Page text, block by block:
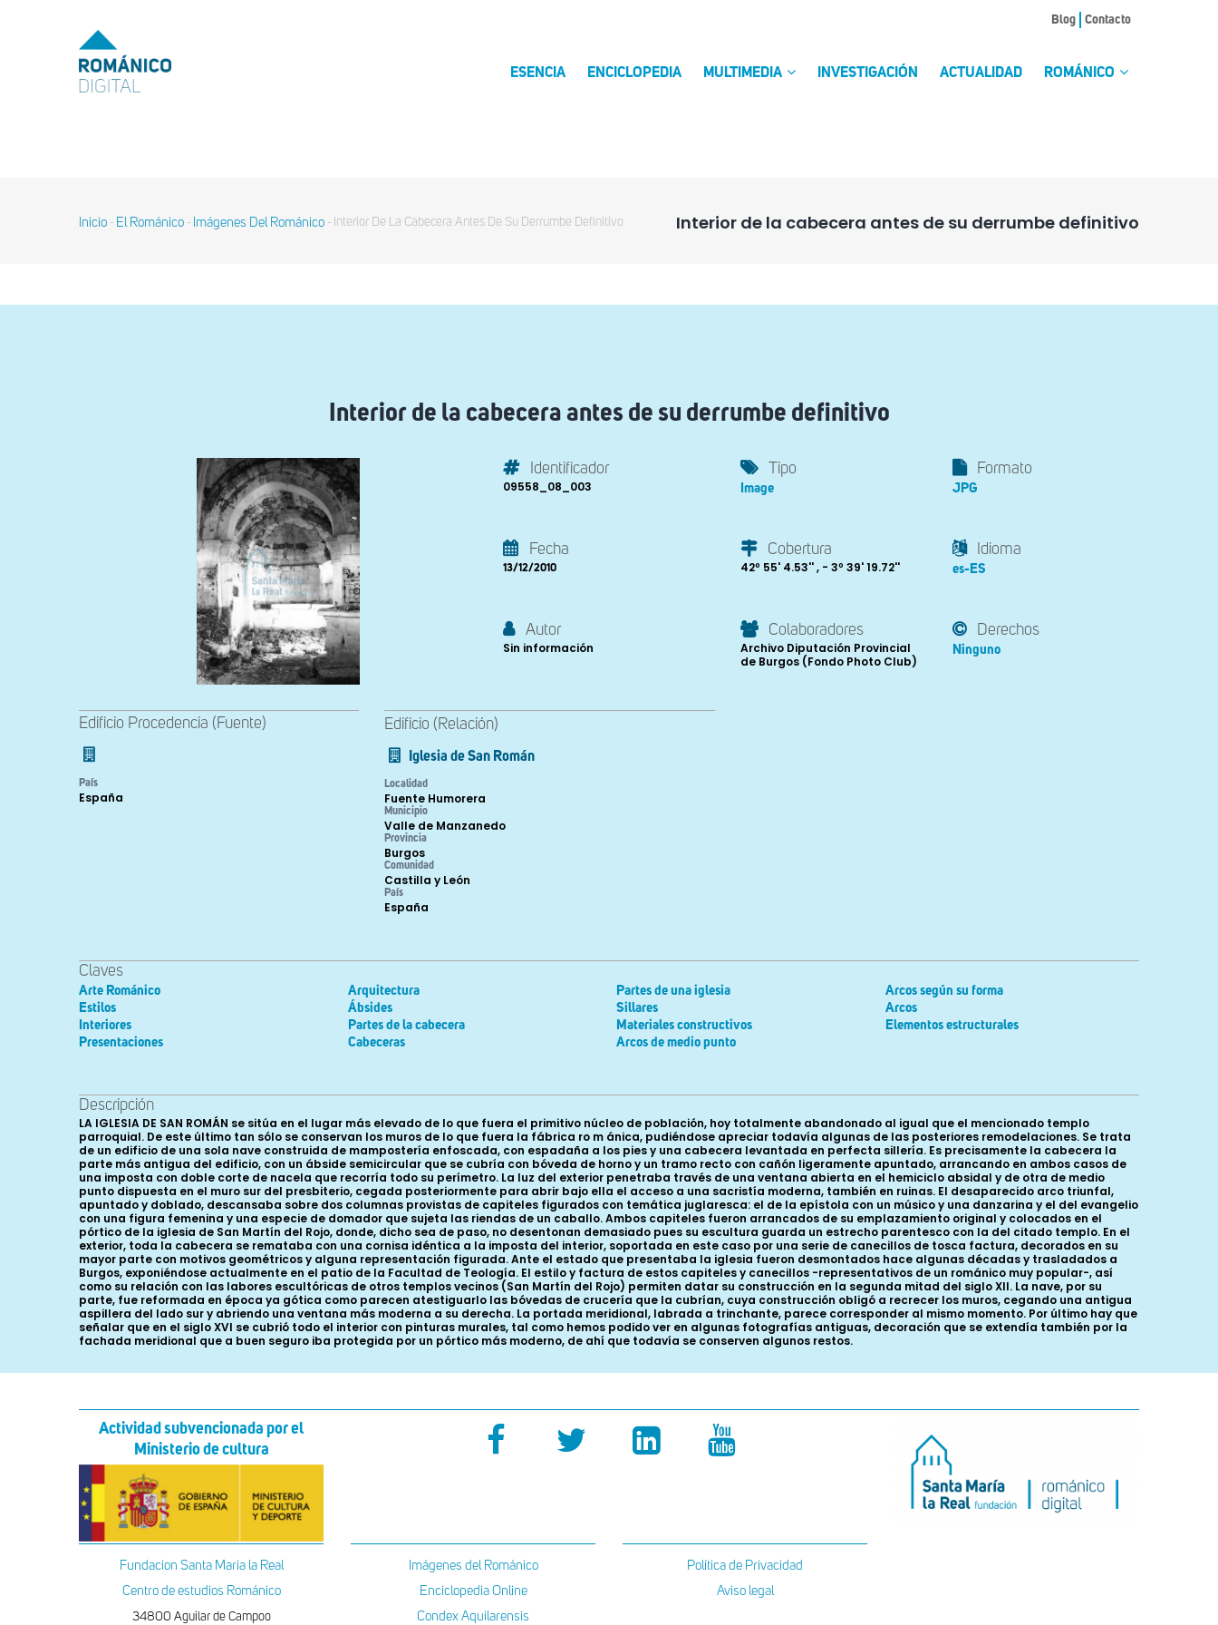
MENU
TOP
Blog Contacto
ESENCIA ENCICLOPEDIA MULTIMEDIA INVESTIGACIÓN ACTUALIDAD ROMÁNICO
Interior de la cabecera antes de su derrumbe definitivo
Sobrescribir
Inicio - El Románico - Imágenes Del Románico - Interior De La Cabecera Antes De Su Derrumbe Definitivo
Interior de la cabecera antes de su derrumbe definitivo
Identificador
09558_08_003
Tipo
Image
Formato
JPG
Fecha
13/12/2010
Cobertura
42º 55' 4.53'' , - 3º 39' 19.72''
Idioma
es-ES
Autor
Sin información
Colaboradores
Archivo Diputación Provincial
de Burgos (Fondo Photo Club)
Derechos
Ninguno
Edificio Procedencia (Fuente)
País
España
Edificio (Relación)
Iglesia de San Román
Localidad
Fuente Humorera
Municipio
Valle de Manzanedo
Provincia
Burgos
Comunidad
Castilla y León
País
España
Claves
Arte Románico
Estilos
Interiores
Presentaciones
Arquitectura
Ábsides
Partes de la cabecera
Cabeceras
Partes de una iglesia
Sillares
Materiales constructivos
Arcos de medio punto
Arcos según su forma
Arcos
Elementos estructurales
Descripción
LA IGLESIA DE SAN ROMÁN se sitúa en el lugar más elevado de lo que fuera el primitivo núcleo de población, hoy totalmente abandonado al igual que el mencionado templo
parroquial. De este último tan sólo se conservan los muros de lo que fuera la fábrica ro m ánica, pudiéndose apreciar todavía algunas de las posteriores remodelaciones. Se trata
de un edificio de una sola nave construida de mampostería enfoscada, con espadaña a los pies y una cabecera levantada en perfecta sillería. Es precisamente la cabecera la
parte más antigua del edificio, con un ábside semicircular que se cubría con bóveda de horno y un tramo recto con cañón ligeramente apuntado, arrancando en ambos casos de
una imposta con doble corte de nacela que recorría todo su perímetro. La luz del exterior penetraba través de una ventana abierta en el hemiciclo absidal y de otra de medio
punto dispuesta en el muro sur del presbiterio, cegada posteriormente para abrir bajo ella el acceso a una sacristía moderna, también en ruinas. El desaparecido arco triunfal,
apuntado y doblado, descansaba sobre dos columnas provistas de capiteles figurados con temática juglaresca: el de la epístola con un músico y una danzarina y el del evangelio
con una figura femenina y una especie de domador que sujeta las riendas de un caballo. Ambos capiteles fueron arrancados de su emplazamiento original y colocados en el
pórtico de la iglesia de San Martín del Rojo, donde, dicho sea de paso, no desentonan demasiado pues su escultura guarda un estrecho parentesco con la del citado templo. En el
exterior, toda la cabecera se remataba con una cornisa idéntica a la imposta del interior, soportada en este caso por una serie de canecillos de tosca factura, decorados en su
mayor parte con motivos geométricos y alguna representación figurada. Ante el estado que presentaba la iglesia fueron desmontados hace algunas décadas y trasladados a
Burgos, exponiéndose actualmente en el patio de la Facultad de Teología. El estilo y factura de estos capiteles y canecillos -representativos de un románico muy popular-, así
como su relación con las labores escultóricas de otros templos vecinos (San Martín del Rojo) permiten datar su construcción en la segunda mitad del siglo XII. La nave, por su
parte, fue reformada en época ya gótica como parecen atestiguarlo las bóvedas de crucería que la cubrían, cuya construcción obligó a recrecer los muros, cegando una antigua
aspillera del lado sur y abriendo una ventana más moderna a su derecha. La portada meridional, labrada a trinchante, parece corresponder al mismo momento. Por último hay que
señalar que en el siglo XVI se cubrió todo el interior con pinturas murales, tal como hemos podido ver en algunas fotografías antiguas, decoración que se extendía también por la
fachada meridional que a buen seguro iba protegida por un pórtico más moderno, de ahí que todavía se conserven algunos restos.
Actividad subvencionada por el
Ministerio de cultura
Fundacion Santa Maria la Real
Centro de estudios Románico
34800 Aguilar de Campoo
Imágenes del Románico
Enciclopedia Online
Condex Aquilarensis
Política de Privacidad
Aviso legal